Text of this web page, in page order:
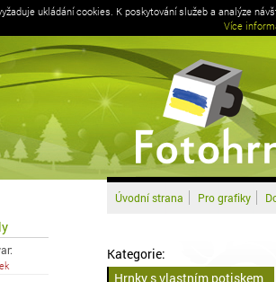
ukládání cookies. K poskytování služeb a analýze
Více
Úvodní strana Pro grafiky
Kategorie:
Hrnky s vlastním potiskem